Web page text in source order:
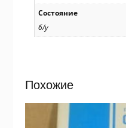
Состояние
б/у
Похожие